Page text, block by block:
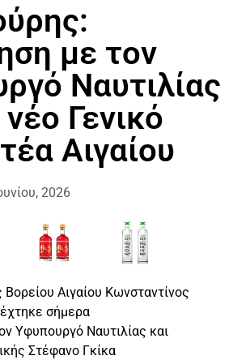
με τον
Ναυτιλίας
Γενικό
Αιγαίου
2026
Αιγαίου Κωνσταντίνος
σήμερα
Υφυπουργό Ναυτιλίας και
Στέφανο Γκίκα